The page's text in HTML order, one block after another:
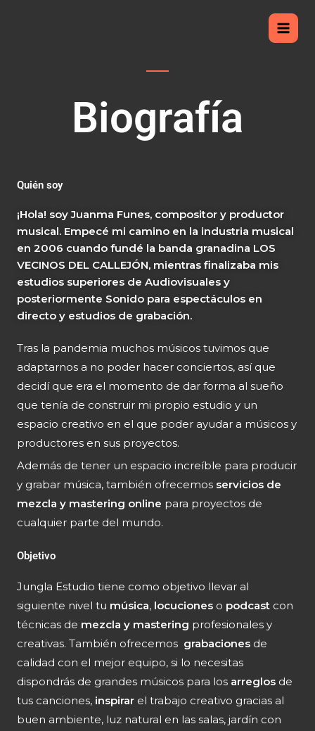
Biografía
Quién soy
¡Hola! soy Juanma Funes, compositor y productor
musical. Empecé mi camino en la industria musical
en 2006 cuando fundé la banda granadina LOS
VECINOS DEL CALLEJÓN, mientras finalizaba mis
estudios superiores de Audiovisuales y
posteriormente Sonido para espectáculos en
directo y estudios de grabación.
Tras la pandemia muchos músicos tuvimos que
adaptarnos a no poder hacer conciertos, así que
decidí que era el momento de dar forma al sueño
que tenía de construir mi propio estudio y un
espacio creativo en el que poder ayudar a músicos y
productores en sus proyectos.
Además de tener un espacio increíble para producir
y grabar música, también ofrecemos servicios de
mezcla y mastering online para proyectos de
cualquier parte del mundo.
Objetivo
Jungla Estudio tiene como objetivo llevar al
siguiente nivel tu música, locuciones o podcast con
técnicas de mezcla y mastering profesionales y
creativas. También ofrecemos grabaciones de
calidad con el mejor equipo, si lo necesitas
dispondrás de grandes músicos para los arreglos de
tus canciones, inspirar el trabajo creativo gracias al
buen ambiente, luz natural en las salas, jardín con